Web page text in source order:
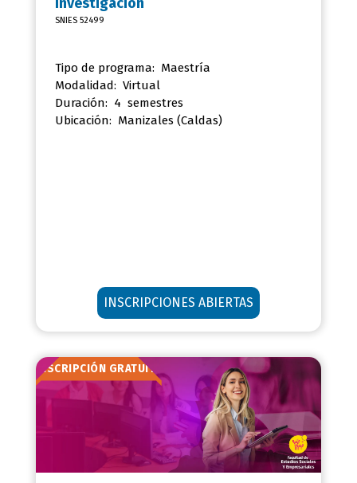
SNIES 52499
Tipo de programa: Maestría
Modalidad: Virtual
Duración: 4 semestres
Ubicación: Manizales (Caldas)
INSCRIPCIONES ABIERTAS
INSCRIPCIÓN GRATUITA